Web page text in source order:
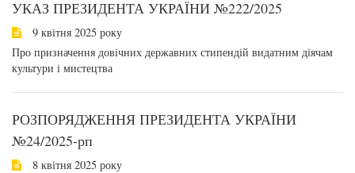
УКАЗ ПРЕЗИДЕНТА УКРАЇНИ №222/2025
9 квітня 2025 року
Про призначення довічних державних стипендій видатним діячам
культури і мистецтва
РОЗПОРЯДЖЕННЯ ПРЕЗИДЕНТА УКРАЇНИ
№24/2025-рп
8 квітня 2025 року